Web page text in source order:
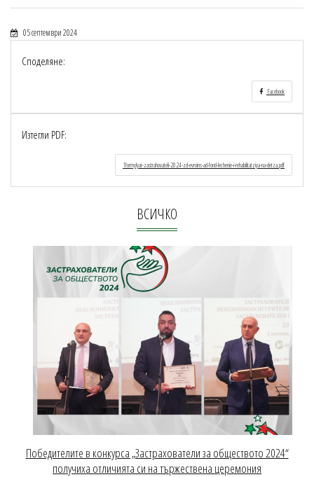
05 септември 2024
Споделяне:
Facebook
Изтегли PDF:
1formylyar-zastrahovateli-2024-zd-evroins-ad-fond-lechenie-i-rehabilitatziya-na-detza.pdf
ВСИЧКО
Победителите в конкурса „Застрахователи за обществото 2024“
получиха отличията си на тържествена церемония